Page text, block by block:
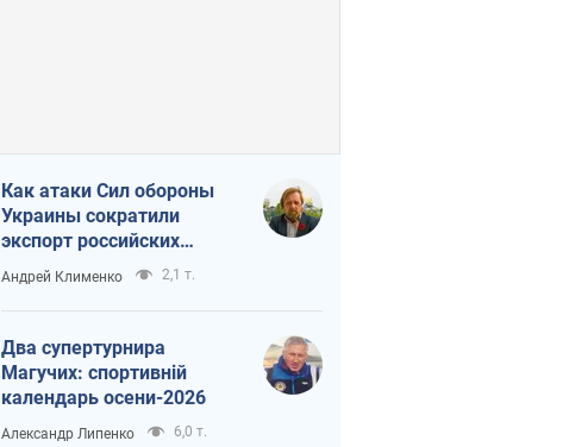
Как атаки Сил обороны
Украины сократили
экспорт российских
нефтепродуктов
Андрей Клименко 2,1 т.
Два супертурнира
Магучих: спортивній
календарь осени-2026
Александр Липенко 6,0 т.